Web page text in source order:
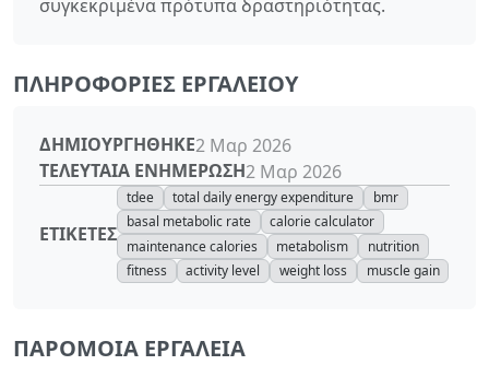
συγκεκριμένα πρότυπα δραστηριότητας.
ΠΛΗΡΟΦΟΡΊΕΣ ΕΡΓΑΛΕΊΟΥ
ΔΗΜΙΟΥΡΓΉΘΗΚΕ2 Μαρ 2026
ΤΕΛΕΥΤΑΊΑ ΕΝΗΜΈΡΩΣΗ2 Μαρ 2026
ΕΤΙΚΈΤΕΣ
tdee total daily energy expenditure
bmr
basal metabolic rate
calorie calculator
maintenance calories
metabolism
nutrition
fitness
activity level weight loss muscle gain
ΠΑΡΌΜΟΙΑ ΕΡΓΑΛΕΊΑ